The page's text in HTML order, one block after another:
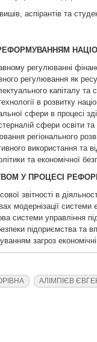
аспірантів та
регулюванні
регулювання як
капіталу та
в розвитку
сфери в процесі
сфери освіти
регіонального
використання та
та економічної
У ПРОЦЕСІ
звітності в
модернізації системи
системи управління
підприємства та
загроз
АЛІМПІЄВ